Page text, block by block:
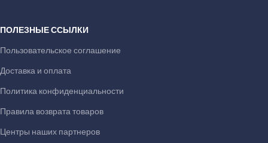
ПОЛЕЗНЫЕ ССЫЛКИ
Пользовательское соглашение
Доставка и оплата
Политика конфиденциальности
Правила возврата товаров
Центры наших партнеров